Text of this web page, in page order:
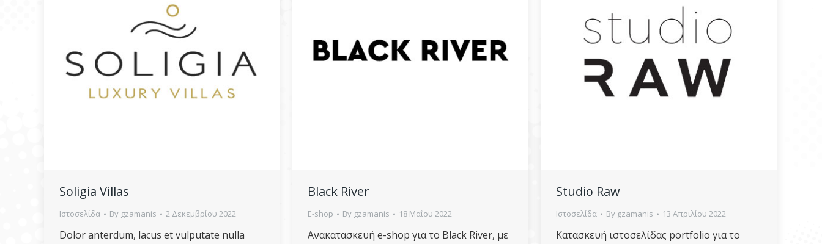
Soligia Villas
Ιστοσελίδα By gzamanis 2 Δεκεμβρίου 2022
Dolor anterdum, lacus et vulputate nulla
Black River
E-shop By gzamanis 18 Μαΐου 2022
Ανακατασκευή e-shop για το Black River, με
Studio Raw
Ιστοσελίδα By gzamanis 13 Απριλίου 2022
Κατασκευή ιστοσελίδας portfolio για το